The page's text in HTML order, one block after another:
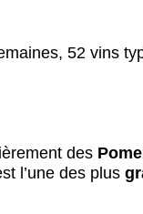
52 vins
des
l’une des plus